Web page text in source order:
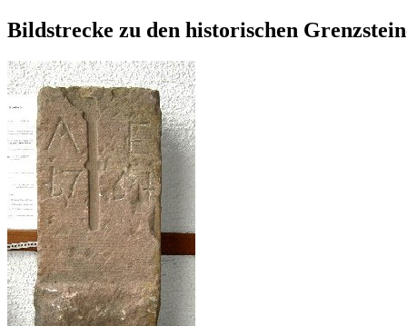
Bildstrecke zu den historischen